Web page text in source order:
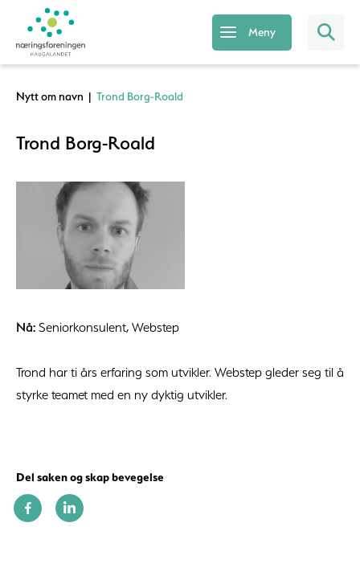
Meny
Nytt om navn | Trond Borg-Roald
Trond Borg-Roald
Nå: Seniorkonsulent, Webstep
Trond har ti års erfaring som utvikler. Webstep gleder seg til å
styrke teamet med en ny dyktig utvikler.
Del saken og skap bevegelse